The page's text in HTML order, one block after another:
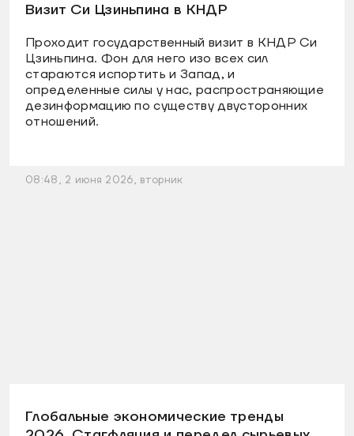
Визит Си Цзиньпина в КНДР
Проходит государственный визит в КНДР Си
Цзиньпина. Фон для него изо всех сил
стараются испортить и Запад, и
определенные силы у нас, распространяющие
дезинформацию по существу двусторонних
отношений.
08:48, 2 июня 2026, вторник
Глобальные экономические тренды